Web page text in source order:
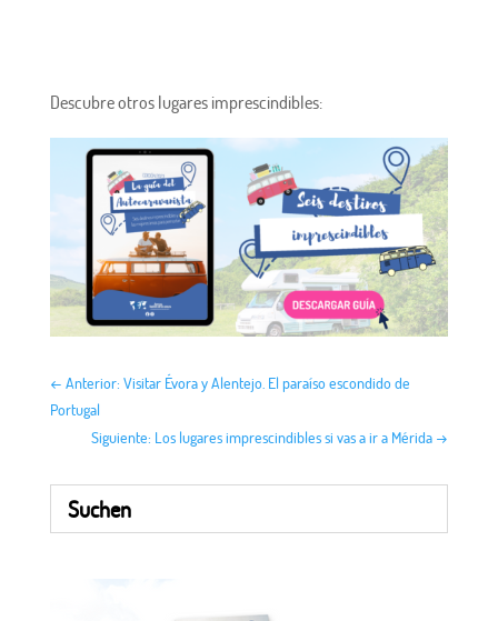
Descubre otros lugares imprescindibles:
← Anterior: Visitar Évora y Alentejo. El paraíso escondido de
Portugal
Siguiente: Los lugares imprescindibles si vas a ir a Mérida →